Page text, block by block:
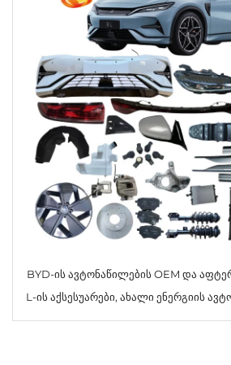
BYD-ის ავტონაწილების OEM და
L-ის აქსესუარები, ახალი ენერგიის
EV Dm-i, სრული სხეულის კიტების